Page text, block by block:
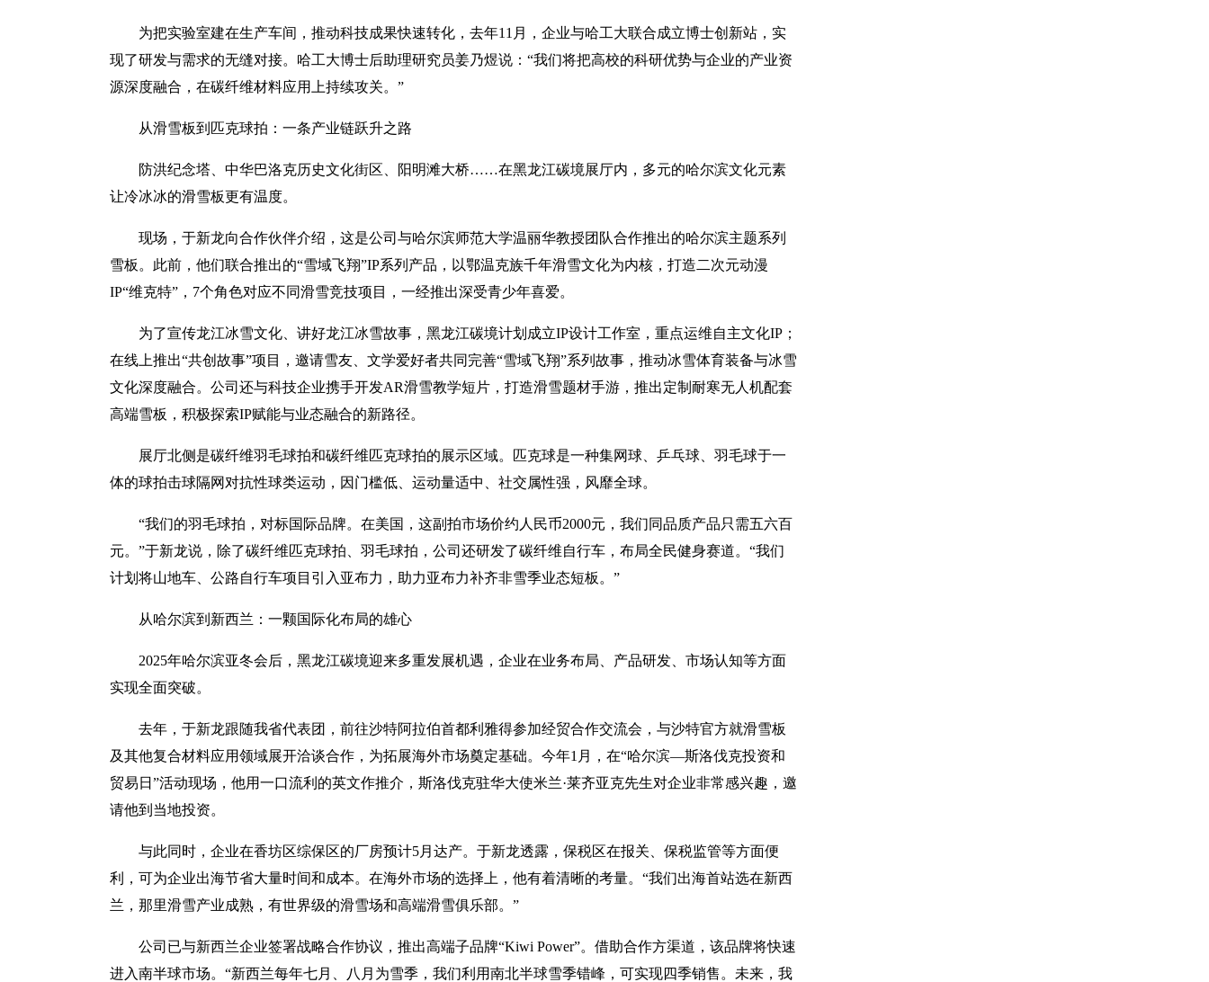
为把实验室建在生产车间，推动科技成果快速转化，去年11月，企业与哈工大联合成立博士创新站，实
现了研发与需求的无缝对接。哈工大博士后助理研究员姜乃煜说：“我们将把高校的科研优势与企业的产业资
源深度融合，在碳纤维材料应用上持续攻关。”
从滑雪板到匹克球拍：一条产业链跃升之路
防洪纪念塔、中华巴洛克历史文化街区、阳明滩大桥……在黑龙江碳境展厅内，多元的哈尔滨文化元素
让冷冰冰的滑雪板更有温度。
现场，于新龙向合作伙伴介绍，这是公司与哈尔滨师范大学温丽华教授团队合作推出的哈尔滨主题系列
雪板。此前，他们联合推出的“雪域飞翔”IP系列产品，以鄂温克族千年滑雪文化为内核，打造二次元动漫
IP“维克特”，7个角色对应不同滑雪竞技项目，一经推出深受青少年喜爱。
为了宣传龙江冰雪文化、讲好龙江冰雪故事，黑龙江碳境计划成立IP设计工作室，重点运维自主文化IP；
在线上推出“共创故事”项目，邀请雪友、文学爱好者共同完善“雪域飞翔”系列故事，推动冰雪体育装备与冰雪
文化深度融合。公司还与科技企业携手开发AR滑雪教学短片，打造滑雪题材手游，推出定制耐寒无人机配套
高端雪板，积极探索IP赋能与业态融合的新路径。
展厅北侧是碳纤维羽毛球拍和碳纤维匹克球拍的展示区域。匹克球是一种集网球、乒乓球、羽毛球于一
体的球拍击球隔网对抗性球类运动，因门槛低、运动量适中、社交属性强，风靡全球。
“我们的羽毛球拍，对标国际品牌。在美国，这副拍市场价约人民币2000元，我们同品质产品只需五六百
元。”于新龙说，除了碳纤维匹克球拍、羽毛球拍，公司还研发了碳纤维自行车，布局全民健身赛道。“我们
计划将山地车、公路自行车项目引入亚布力，助力亚布力补齐非雪季业态短板。”
从哈尔滨到新西兰：一颗国际化布局的雄心
2025年哈尔滨亚冬会后，黑龙江碳境迎来多重发展机遇，企业在业务布局、产品研发、市场认知等方面
实现全面突破。
去年，于新龙跟随我省代表团，前往沙特阿拉伯首都利雅得参加经贸合作交流会，与沙特官方就滑雪板
及其他复合材料应用领域展开洽谈合作，为拓展海外市场奠定基础。今年1月，在“哈尔滨—斯洛伐克投资和
贸易日”活动现场，他用一口流利的英文作推介，斯洛伐克驻华大使米兰·莱齐亚克先生对企业非常感兴趣，邀
请他到当地投资。
与此同时，企业在香坊区综保区的厂房预计5月达产。于新龙透露，保税区在报关、保税监管等方面便
利，可为企业出海节省大量时间和成本。在海外市场的选择上，他有着清晰的考量。“我们出海首站选在新西
兰，那里滑雪产业成熟，有世界级的滑雪场和高端滑雪俱乐部。”
公司已与新西兰企业签署战略合作协议，推出高端子品牌“Kiwi Power”。借助合作方渠道，该品牌将快速
进入南半球市场。“新西兰每年七月、八月为雪季，我们利用南北半球雪季错峰，可实现四季销售。未来，我